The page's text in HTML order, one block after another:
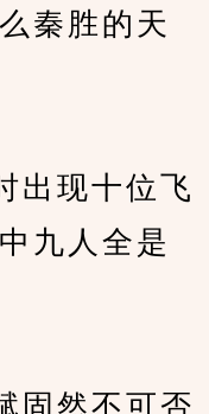
秦胜的天
九人全是